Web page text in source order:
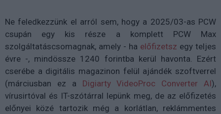
Ne feledkezzünk el arról sem, hogy a 2025/03-as PCW
csupán egy kis része a komplett PCW Max
szolgáltatáscsomagnak, amely - ha előfizetsz egy teljes
évre -, mindössze 1240 forintba kerül havonta. Ezért
cserébe a digitális magazinon felül ajándék szoftverrel
(márciusban ez a Digiarty VideoProc Converter AI),
vírusirtóval és IT-szótárral lepünk meg, de az előfizetés
előnyei közé tartozik még a korlátlan, reklámmentes